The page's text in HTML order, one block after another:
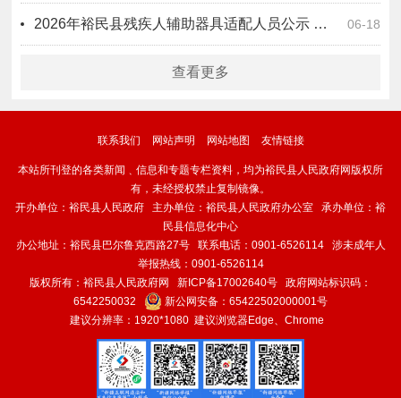
06-18
2026年裕民县残疾人辅助器具适配人员公示 （第二批）
查看更多
联系我们 网站声明 网站地图 友情链接
本站所刊登的各类新闻﹑信息和专题专栏资料，均为裕民县人民政府网版权所
有，未经授权禁止复制镜像。
开办单位：裕民县人民政府 主办单位：裕民县人民政府办公室 承办单位：裕
民县信息化中心
办公地址：裕民县巴尔鲁克西路27号 联系电话：0901-6526114 涉未成年人
举报热线：0901-6526114
版权所有：裕民县人民政府网 新ICP备17002640号 政府网站标识码：
6542250032
新公网安备： 65422502000001号
建议分辨率：1920*1080 建议浏览器Edge、Chrome